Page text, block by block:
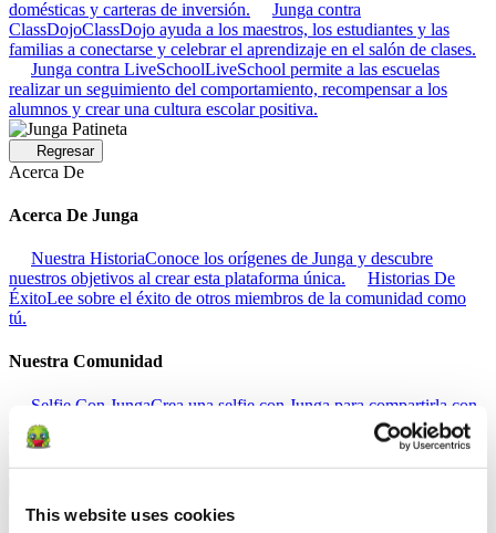
This website uses cookies
domésticas y carteras de inversión.
Junga contra
ClassDojoClassDojo ayuda a los maestros, los estudiantes y las
familias a conectarse y celebrar el aprendizaje en el salón de clases.
Junga contra LiveSchoolLiveSchool permite a las escuelas
realizar un seguimiento del comportamiento, recompensar a los
alumnos y crear una cultura escolar positiva.
Regresar
Acerca De
Acerca De Junga
Nuestra HistoriaConoce los orígenes de Junga y descubre
nuestros objetivos al crear esta plataforma única.
Historias De
ÉxitoLee sobre el éxito de otros miembros de la comunidad como
tú.
Nuestra Comunidad
Selfie Con JungaCrea una selfie con Junga para compartirla con
tu comunidad.
Descubre qué hace que nuestra
plataforma sea tan especial.
Ayuda